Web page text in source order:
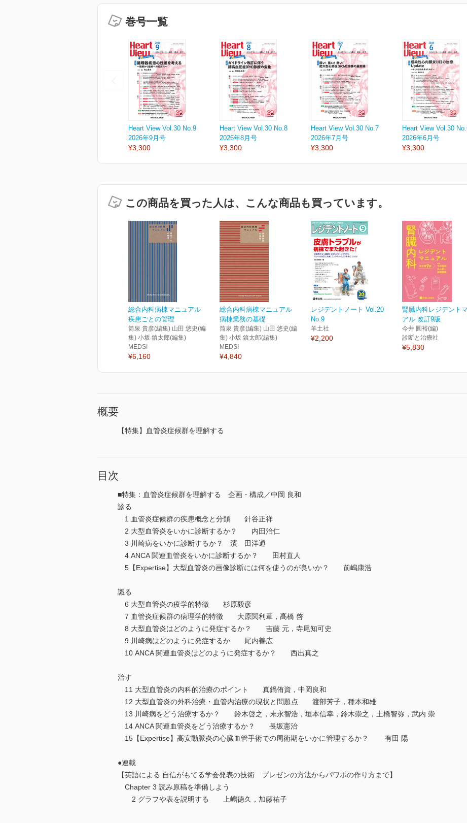
巻号一覧
Heart View Vol.30 No.9
2026年9月号
¥3,300
Heart View Vol.30 No.8
2026年8月号
¥3,300
Heart View Vol.30 No.7
2026年7月号
¥3,300
Heart View Vol.30
2026年6月号
¥3,300
この商品を買った人は、こんな商品も買っています。
総合内科病棟マニュアル
疾患ごとの管理
筒泉 貴彦(編集) 山田 悠史(編
集) 小坂 鎮太郎(編集)
MEDSI
¥6,160
総合内科病棟マニュアル
病棟業務の基礎
筒泉 貴彦(編集) 山田 悠史(編
集) 小坂 鎮太郎(編集)
MEDSI
¥4,840
レジデントノート Vol.20
No.9
羊土社
¥2,200
腎臓内科レジデント
アル 改訂9版
今井 圓裕(編)
診断と治療社
¥5,830
概要
【特集】血管炎症候群を理解する
目次
■特集：血管炎症候群を理解する 企画・構成／中岡 良和
診る
1 血管炎症候群の疾患概念と分類 針谷正祥
2 大型血管炎をいかに診断するか？ 内田治仁
3 川崎病をいかに診断するか？ 濱 田洋通
4 ANCA 関連血管炎をいかに診断するか？ 田村直人
5【Expertise】大型血管炎の画像診断には何を使うのが良いか？ 前嶋康浩
識る
6 大型血管炎の疫学的特徴 杉原毅彦
7 血管炎症候群の病理学的特徴 大原関利章，髙橋 啓
8 大型血管炎はどのように発症するか？ 吉藤 元，寺尾知可史
9 川崎病はどのように発症するか 尾内善広
10 ANCA 関連血管炎はどのように発症するか？ 西出真之
治す
11 大型血管炎の内科的治療のポイント 真鍋侑資，中岡良和
12 大型血管炎の外科治療・血管内治療の現状と問題点 渡部芳子，種本和雄
13 川崎病をどう治療するか？ 鈴木啓之，末永智浩，垣本信幸，鈴木崇之，土橋智弥，武内 崇
14 ANCA 関連血管炎をどう治療するか？ 長坂憲治
15【Expertise】高安動脈炎の心臓血管手術での周術期をいかに管理するか？ 有田 陽
●連載
【英語による 自信がもてる学会発表の技術 プレゼンの方法からパワポの作り方まで】
Chapter 3 読み原稿を準備しよう
2 グラフや表を説明する 上嶋徳久，加藤祐子